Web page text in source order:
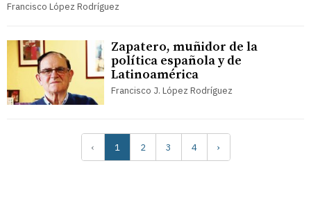
Francisco López Rodríguez
Zapatero, muñidor de la
política española y de
Latinoamérica
Francisco J. López Rodríguez
‹ 1 2 3 4 ›